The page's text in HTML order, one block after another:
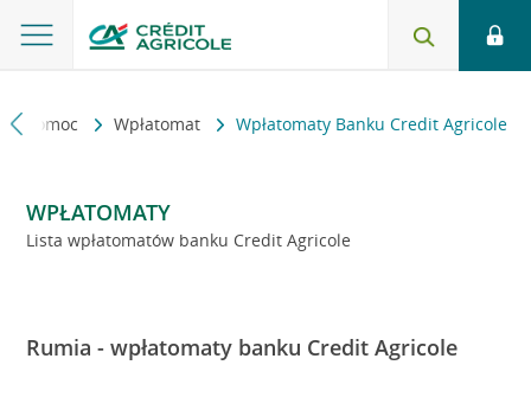
i pomoc Wpłatomat Wpłatomaty Banku Credit Agricole
WPŁATOMATY
Lista wpłatomatów banku Credit Agricole
Rumia - wpłatomaty banku Credit Agricole